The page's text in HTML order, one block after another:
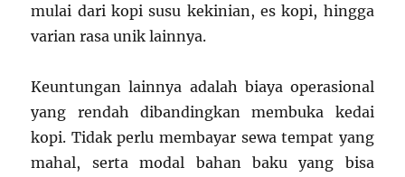
mulai dari kopi susu kekinian, es kopi, hingga
varian rasa unik lainnya.
Keuntungan lainnya adalah biaya operasional
yang rendah dibandingkan membuka kedai
kopi. Tidak perlu membayar sewa tempat yang
mahal, serta modal bahan baku yang bisa